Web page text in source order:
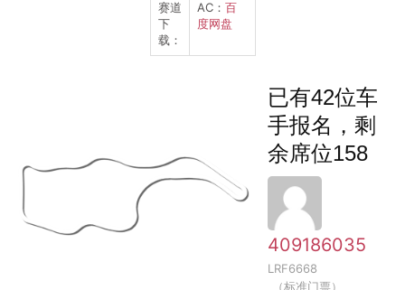
赛道
下
载：
AC： 百
度网盘
已有42位车
手报名，剩
余席位158
409186035
LRF6668
（标准门票）